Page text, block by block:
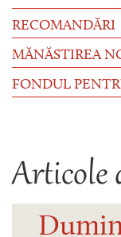
RECOMANDĂRI
MĂNĂSTIREA
FONDUL
Articole